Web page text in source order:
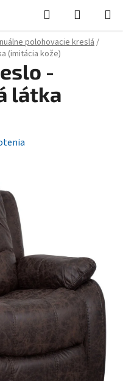
Hľadať
KOŠÍK
polohovacie kreslá/
(imitácia kože)
-
látka